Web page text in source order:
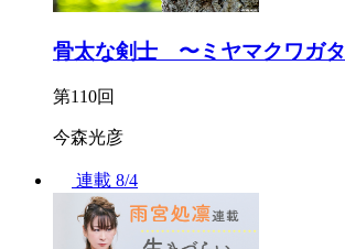
骨太な剣士 〜ミヤマクワガタ
第110回
今森光彦
連載 8/4